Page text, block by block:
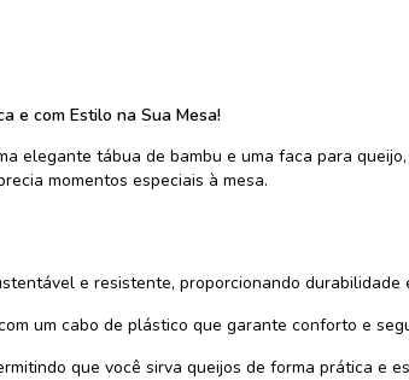
e com Estilo na Sua Mesa!
elegante tábua de bambu e uma faca para
momentos especiais à mesa.
e resistente, proporcionando
um cabo de plástico que garante conforto e
que você sirva queijos de forma prática e